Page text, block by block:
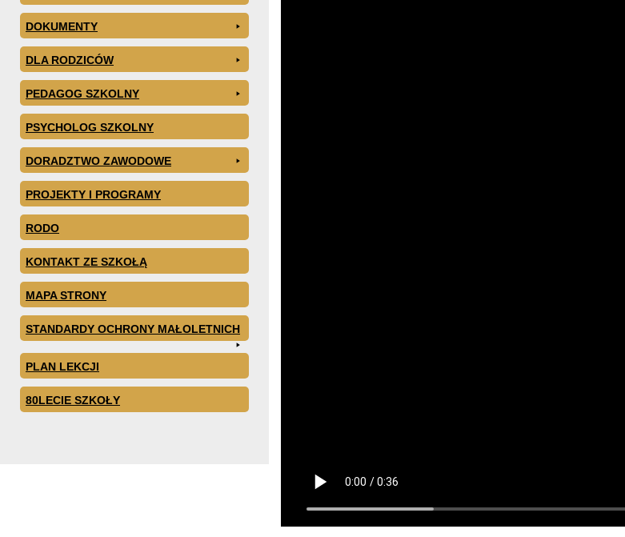
DOKUMENTY
DLA RODZICÓW
PEDAGOG SZKOLNY
PSYCHOLOG SZKOLNY
DORADZTWO ZAWODOWE
PROJEKTY I PROGRAMY
RODO
KONTAKT ZE SZKOŁĄ
MAPA STRONY
STANDARDY OCHRONY MAŁOLETNICH
PLAN LEKCJI
80LECIE SZKOŁY